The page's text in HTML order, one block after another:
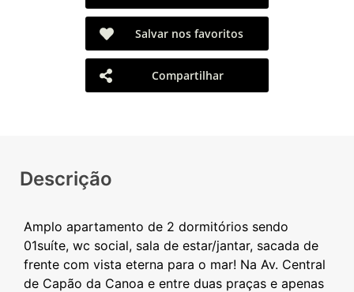
Salvar nos favoritos
Compartilhar
Descrição
Amplo apartamento de 2 dormitórios sendo
01suíte, wc social, sala de estar/jantar, sacada de
frente com vista eterna para o mar! Na Av. Central
de Capão da Canoa e entre duas praças e apenas